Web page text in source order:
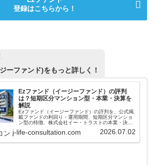
登録はこちらから！
ーファンド)をもっと詳しく！
Ezファンド（イージーファンド）の評判
は？短期区分マンション型・本業・決算を
解説
Ezファンド（イージーファンド）の評判を、公式掲
載ファンドの利回り・運用期間、短期区分マンショ
ン型の特徴、株式会社イー・トラストの本業・決算
します。登録前に公式条件と本文の注意点を確認し
j-life-consultation.com 2026.07.02